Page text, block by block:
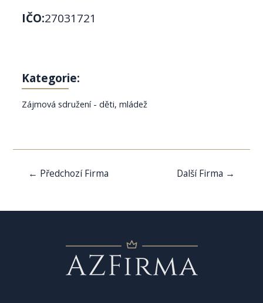
IČO:27031721
Kategorie:
Zájmová sdružení - děti, mládež
Navigace
← Předchozí Firma Další Firma →